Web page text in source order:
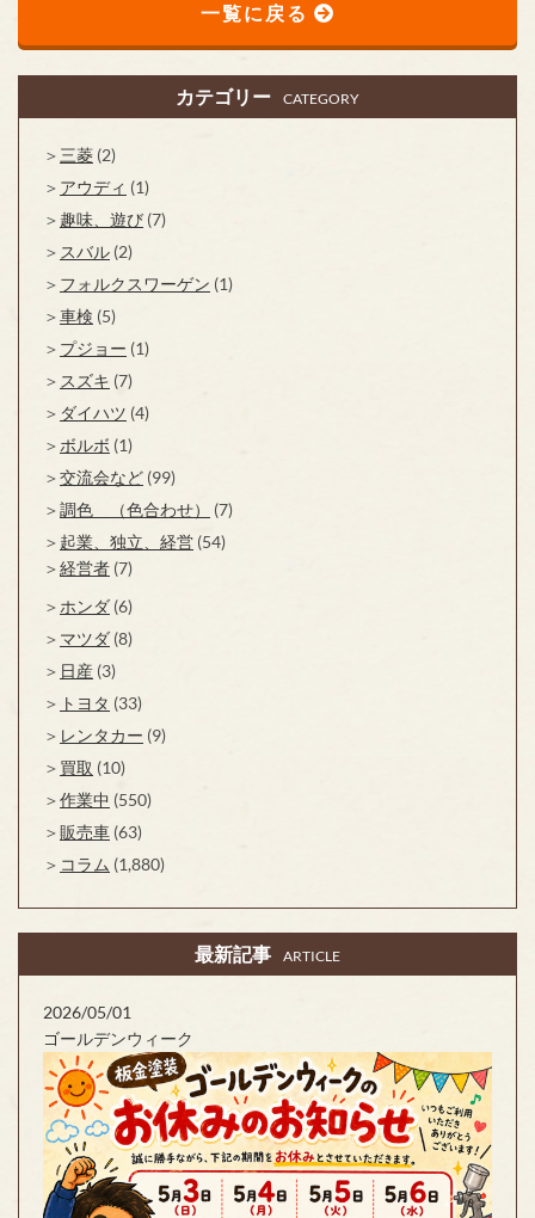
一覧に戻る
カテゴリー CATEGORY
三菱 (2)
アウディ (1)
趣味、遊び (7)
スバル (2)
フォルクスワーゲン (1)
車検 (5)
プジョー (1)
スズキ (7)
ダイハツ (4)
ボルボ (1)
交流会など (99)
調色 （色合わせ）
(7)
起業、独立、経営 (54)
経営者 (7)
ホンダ (6)
マツダ (8)
日産 (3)
トヨタ (33)
レンタカー (9)
買取 (10)
作業中 (550)
販売車 (63)
コラム (1,880)
最新記事 ARTICLE
2026/05/01
ゴールデンウィーク